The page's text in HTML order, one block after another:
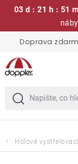
03 d : 21 h : 51
obsah
Doprava
Sedací
Slunečníky
Křesla a židle
Holové